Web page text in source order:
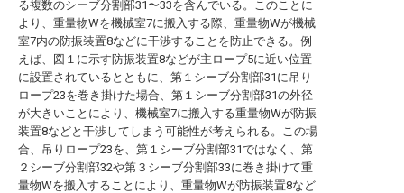
る複数のシーブ分割部31〜33を含んでいる。このことに
より、重量物Wを機械室7に搬入する際、重量物Wが機械
室7内の防振装置8などに干渉することを防止できる。例
えば、図１に示す防振装置8などが主ロープ5に近い位置
に設置されているとともに、第１シーブ分割部31に吊り
ロープ23を巻き掛けた場合、第１シーブ分割部31の外径
が大きいことにより、機械室7に搬入する重量物Wが防振
装置8などと干渉してしまう可能性が考えられる。この場
合、吊りロープ23を、第１シーブ分割部31ではなく、第
２シーブ分割部32や第３シーブ分割部33に巻き掛けて重
量物Wを搬入することにより、重量物Wが防振装置8など